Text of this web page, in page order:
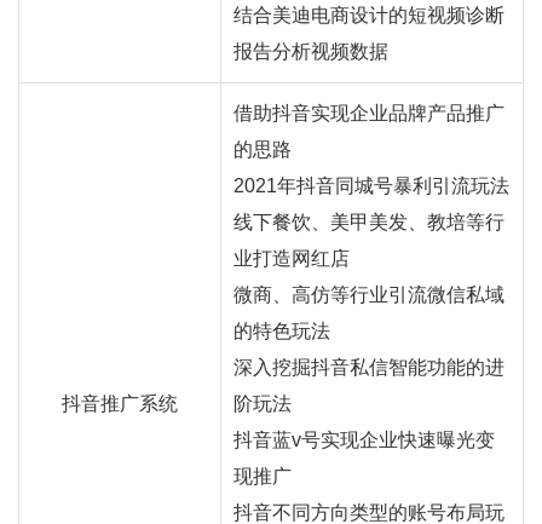
结合美迪电商设计的短视频诊断
报告分析视频数据
抖音推广系统
借助抖音实现企业品牌产品推广
的思路
2021年抖音同城号暴利引流玩法
线下餐饮、美甲美发、教培等行
业打造网红店
微商、高仿等行业引流微信私域
的特色玩法
深入挖掘抖音私信智能功能的进
阶玩法
抖音蓝v号实现企业快速曝光变
现推广
抖音不同方向类型的账号布局玩